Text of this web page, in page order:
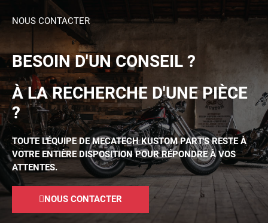
NOUS CONTACTER
BESOIN D'UN CONSEIL ?
À LA RECHERCHE D'UNE PIÈCE
?
TOUTE L'ÉQUIPE DE MECATECH KUSTOM PART'S RESTE À
VOTRE ENTIÈRE DISPOSITION POUR RÉPONDRE À VOS
ATTENTES.
NOUS CONTACTER